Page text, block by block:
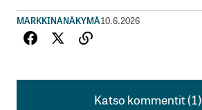
MARKKINANÄKYMÄ10.6.2026
Katso kommentit (1)